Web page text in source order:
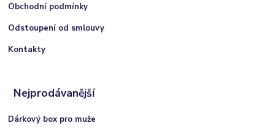
Obchodní podmínky
Odstoupení od smlouvy
Kontakty
Nejprodávanější
Dárkový box pro muže